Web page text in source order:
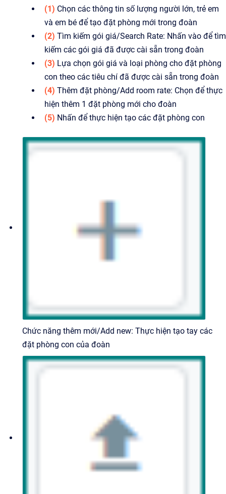
(1) Chọn các thông tin số lượng người lớn, trẻ em
và em bé để tạo đặt phòng mới trong đoàn
(2) Tìm kiếm gói giá/Search Rate: Nhấn vào để tìm
kiếm các gói giá đã được cài sẵn trong đoàn
(3) Lựa chọn gói giá và loại phòng cho đặt phòng
con theo các tiêu chí đã được cài sẵn trong đoàn
(4) Thêm đặt phòng/Add room rate: Chọn để thực
hiện thêm 1 đặt phòng mới cho đoàn
(5) Nhấn để thực hiện tạo các đặt phòng con
Chức năng thêm mới/Add new: Thực hiện tạo tay các
đặt phòng con của đoàn